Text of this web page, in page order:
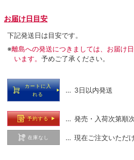
お届け日目安
下記発送日は目安です。
※離島への発送につきましては、お届け
います。 予めご了承ください。
カートに入
れる
… 3日以内発送
予約する … 発売・入荷次第順
在庫なし … 現在ご注文いただ